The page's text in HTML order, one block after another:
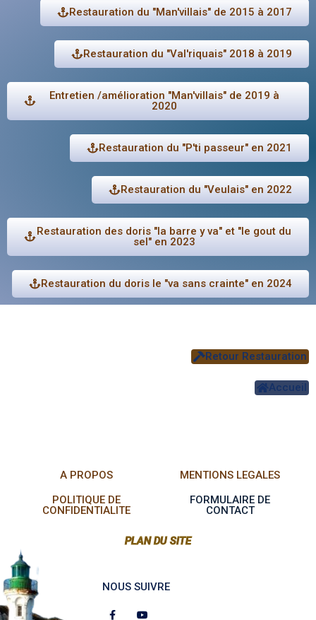
Restauration du "Man'villais" de 2015 à 2017
Restauration du "Val'riquais" 2018 à 2019
Entretien /amélioration "Man'villais" de 2019 à
2020
Restauration du "P'ti passeur" en 2021
Restauration du "Veulais" en 2022
Restauration des doris "la barre y va" et "le gout du
sel" en 2023
Restauration du doris le "va sans crainte" en 2024
Retour Restauration
Accueil
A PROPOS
MENTIONS LEGALES
POLITIQUE DE
CONFIDENTIALITE
FORMULAIRE DE
CONTACT
PLAN DU SITE
NOUS SUIVRE